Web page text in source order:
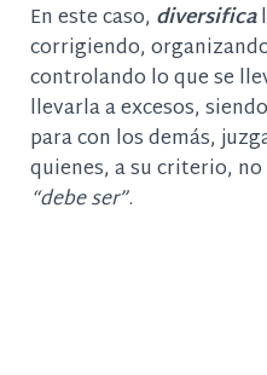
En este caso, diversifica
corrigiendo,
controlando lo que se
llevarla a excesos, siendo
para con los demás,
quienes, a su criterio, no
“debe ser”.